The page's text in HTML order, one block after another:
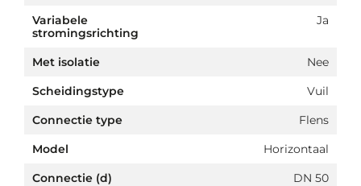
Variabele
stromingsrichting
Ja
Met isolatie
Nee
Scheidingstype
Vuil
Connectie type
Flens
Model
Horizontaal
Connectie (d)
DN 50